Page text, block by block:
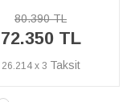
54.010 TL
48.610 TL
17.612 x 3